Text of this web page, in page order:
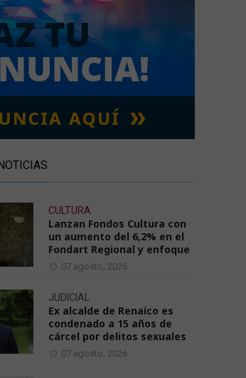
CULTURA
Lanzan Fondos Cultura con
un aumento del 6,2% en el
Fondart Regional y enfoque
07 agosto, 2026
JUDICIAL
Ex alcalde de Renaico es
condenado a 15 años de
cárcel por delitos sexuales
07 agosto, 2026